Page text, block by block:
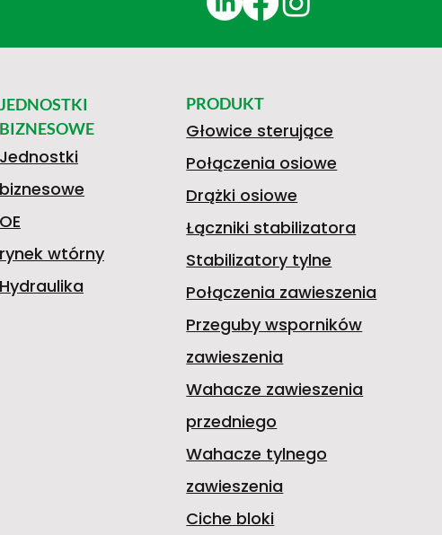
JEDNOSTKI
BIZNESOWE
Jednostki
biznesowe
OE
rynek wtórny
Hydraulika
PRODUKT
Głowice sterujące
Połączenia osiowe
Drążki osiowe
Łączniki stabilizatora
Stabilizatory tylne
Połączenia zawieszenia
Przeguby wsporników
zawieszenia
Wahacze zawieszenia
przedniego
Wahacze tylnego
zawieszenia
Ciche bloki